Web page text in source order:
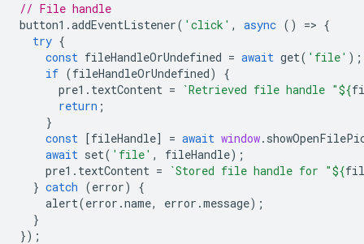
// File handle
button1 .addEventListener( 'click' , async () => {
try {
const fileHandleOrUndefined = await get( 'file' );
if (fileHandleOrUndefined)
{
pre1 . textContent = `Retrieved file handle "${
return ;
}
const [fileHandle] = await window.
await set( 'file' , fileHandle);
pre1 . textContent = `Stored file handle for "${
} catch (error)
{
alert(error .name, error .message);
}
});